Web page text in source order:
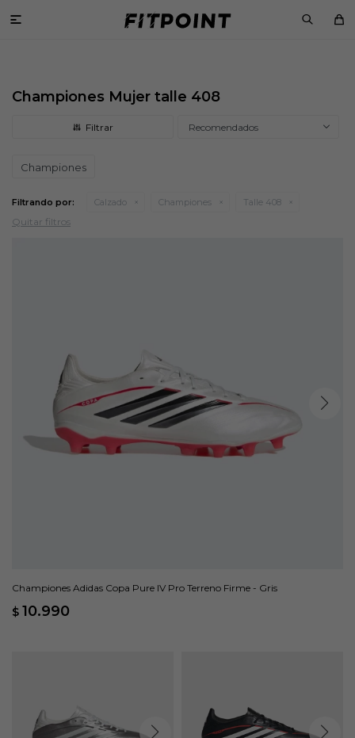

Championes Mujer talle 408
Recomendados
Championes
Filtrando por: Calzado Championes Talle 408
Quitar filtros
Championes Adidas Copa Pure IV Pro Terreno Firme - Gris
$ 10.990